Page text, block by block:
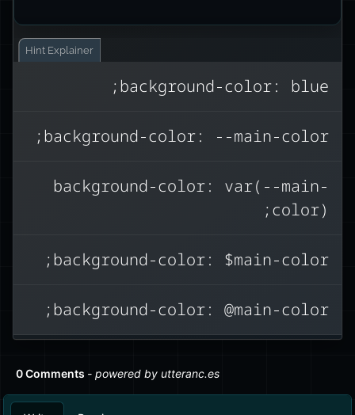
Hint Explainer
background-color: blue;
background-color: --main-color;
background-color: var(--main-
color);
background-color: $main-color;
background-color: @main-color;
לכן התשובה הנכונה היא
background-
תחביר זה שולף את הערך של
--main-
ומחיל אותו.
משפות אחרות או מתחבירי מעבדים